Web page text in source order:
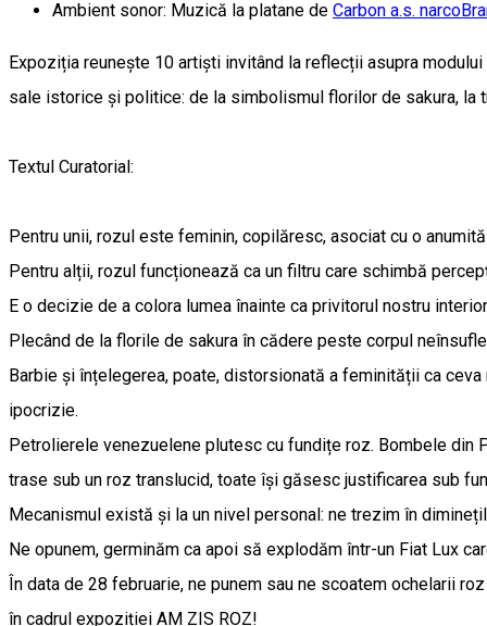
Ambient sonor: Muzică la platane de Carbon a.s.
Expoziția reunește 10 artiști invitând la reflecții asupra
sale istorice și politice: de la simbolismul florilor de sakura,
Textul Curatorial:
Pentru unii, rozul este feminin, copilăresc, asociat cu o
Pentru alții, rozul funcționează ca un filtru care schimbă
E o decizie de a colora lumea înainte ca privitorul nostru
Plecând de la florile de sakura în cădere peste corpul
Barbie și înțelegerea, poate, distorsionată a feminității ca
ipocrizie.
Petrolierele venezuelene plutesc cu fundițe roz. Bombele din
trase sub un roz translucid, toate își găsesc justificarea sub
Mecanismul există și la un nivel personal: ne trezim în
Ne opunem, germinăm ca apoi să explodăm într-un Fiat Lux
În data de 28 februarie, ne punem sau ne scoatem ochelarii
în cadrul expoziției AM ZIS ROZ!